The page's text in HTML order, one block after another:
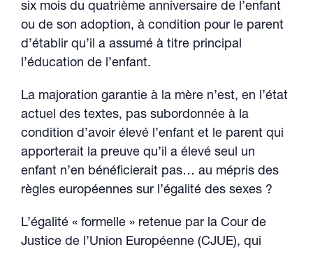
six mois du quatrième anniversaire de l’enfant
ou de son adoption, à condition pour le parent
d’établir qu’il a assumé à titre principal
l’éducation de l’enfant.
La majoration garantie à la mère n’est, en l’état
actuel des textes, pas subordonnée à la
condition d’avoir élevé l’enfant et le parent qui
apporterait la preuve qu’il a élevé seul un
enfant n’en bénéficierait pas… au mépris des
règles européennes sur l’égalité des sexes ?
L’égalité « formelle » retenue par la Cour de
Justice de l’Union Européenne (CJUE), qui